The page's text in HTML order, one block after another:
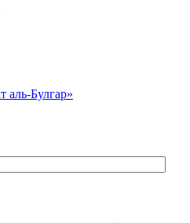
аль-Булгар»